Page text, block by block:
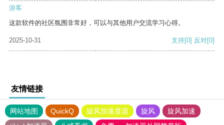
游客
这款软件的社区氛围非常好，可以与其他用户交流学习心得。
2025-10-31 支持[0] 反对[0]
友情链接
网站地图 QuickQ 旋风加速度器 旋风
旋风加速